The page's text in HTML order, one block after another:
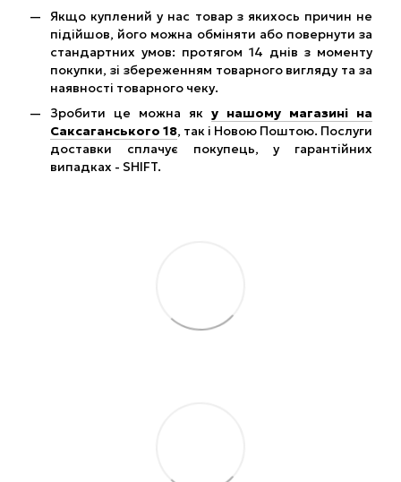
Якщо куплений у нас товар з якихось причин не
підійшов, його можна обміняти або повернути за
стандартних умов: протягом 14 днів з моменту
покупки, зі збереженням товарного вигляду та за
наявності товарного чеку.
Зробити це можна як у нашому магазині на
Саксаганського 18, так і Новою Поштою. Послуги
доставки сплачує покупець, у гарантійних
випадках - SHIFT.